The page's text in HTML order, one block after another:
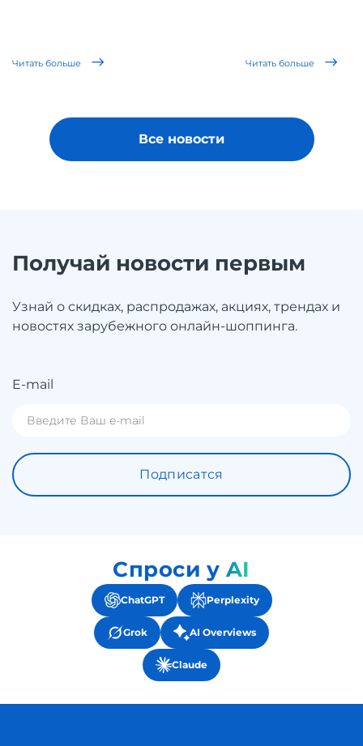
Читать больше Читать больше
Все новости
Получай новости первым
Узнай о скидках, распродажах, акциях, трендах и
новостях зарубежного онлайн-шоппинга.
E-mail
Подписатся
Спроси у AI
ChatGPT Perplexity
Grok AI Overviews
Claude